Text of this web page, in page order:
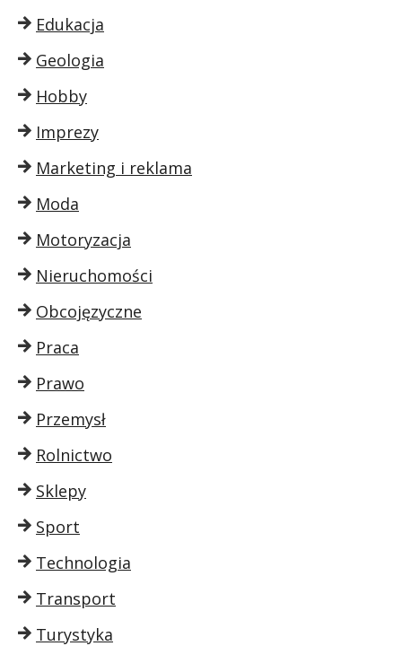
Edukacja
Geologia
Hobby
Imprezy
Marketing i reklama
Moda
Motoryzacja
Nieruchomości
Obcojęzyczne
Praca
Prawo
Przemysł
Rolnictwo
Sklepy
Sport
Technologia
Transport
Turystyka